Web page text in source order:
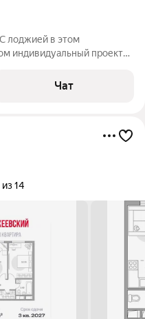
лоджией в этом
индивидуальный проект
светлая, солнечная,
видом на
Чат
14